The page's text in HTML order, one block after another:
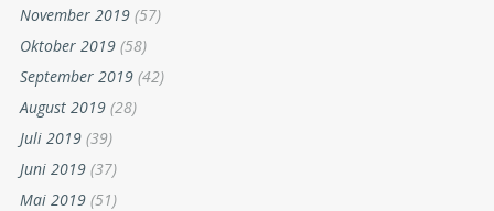
November 2019 (57)
Oktober 2019 (58)
September 2019 (42)
August 2019 (28)
Juli 2019 (39)
Juni 2019 (37)
Mai 2019 (51)